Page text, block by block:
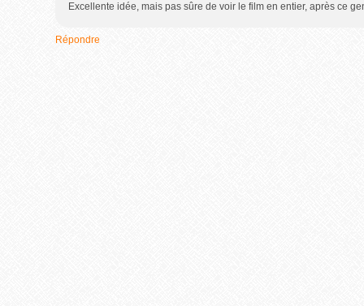
Excellente idée, mais pas sûre de voir le film en entier, après ce
Répondre